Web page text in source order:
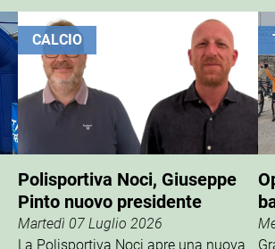
CALCIO
Polisportiva Noci, Giuseppe
Pinto nuovo presidente
Martedì 07 Luglio 2026
La Polisportiva Noci apre una nuova